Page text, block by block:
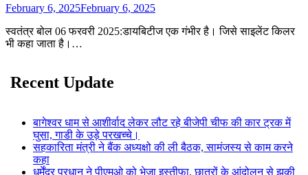
February 6, 2025February 6, 2025
स्वतंत्र बोल 06 फरवरी 2025:डायबिटीज एक गंभीर है। जिसे साइलेंट किलर
भी कहा जाता है।…
Recent Update
बागेश्वर धाम से आशीर्वाद लेकर लौट रहे बीजेपी चीफ की कार ट्रक में
घुसा, गाडी के उड़े परखच्चे।
सहकारिता मंत्री ने बैंक अध्यक्षो की ली बैठक, सामंजस्य से काम करने
कहा
धर्मेंद्र प्रधान ने पीएमओ को भेजा इस्तीफा, छात्रों के आंदोलन से झुकी